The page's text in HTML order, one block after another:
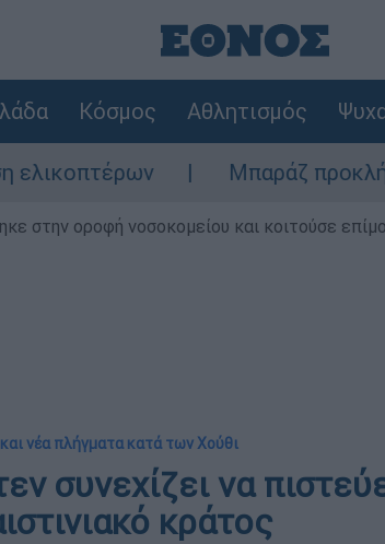
Κόσμος Αθλητισμός
Μπαράζ προκλήσεων
στην οροφή νοσοκομείου και κοιτούσε
νέα πλήγματα κατά των Χούθι
συνεχίζει να
κράτος